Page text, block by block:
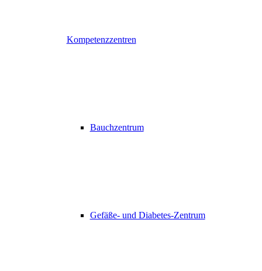
Kompetenzzentren
Bauchzentrum
Gefäße- und Diabetes-Zentrum